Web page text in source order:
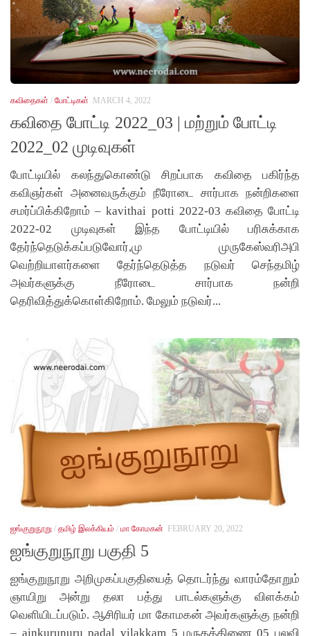
கவிதைகள் / போட்டிகள் MARCH 4, 2022
கவிதை போட்டி 2022_03 | மற்றும் போட்டி
2022_02 முடிவுகள்
போட்டியில் கலந்துகொண்டு சிறப்பாக கவிதை பகிர்ந்த
கவிஞர்கள் அனைவருக்கும் நீரோடை சார்பாக நன்றிகளை
சமர்ப்பிக்கிறோம் – kavithai potti 2022-03 கவிதை போட்டி
2022-02 முடிவுகள் இந்த போட்டியில் பரிசுக்காக
தேர்ந்தெடுக்கப்படுவோர்,மு முருகேஸ்வரிஅபி
வெற்றியாளர்களை தேர்ந்தெடுத்த நடுவர் செந்தமிழ்
அவர்களுக்கு நீரோடை சார்பாக நன்றி
தெரிவித்துக்கொள்கிறோம். மேலும் நடுவர்...
ஐங்குறுநூறு / தமிழ் இலக்கியம் / மா கோமகன் FEBRUARY 20, 2022
ஐங்குறுநூறு பகுதி 5
ஐங்குறுநூறு அறிமுகப்பகுதியைத் தொடர்ந்து வாரம்தோறும்
ஞாயிறு அன்று தலா பத்து பாடல்களுக்கு விளக்கம்
வெளியிடப்படும். ஆசிரியர் மா கோமகன் அவர்களுக்கு நன்றி
– ainkurunuru padal vilakkam 5 மருதத்திணை 05 புலவி